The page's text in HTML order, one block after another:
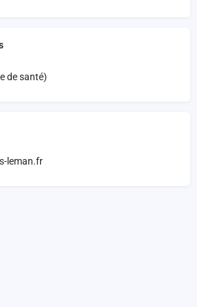
de santé)
leman.fr